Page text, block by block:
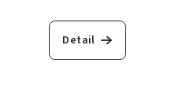
Detail